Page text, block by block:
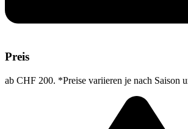
Preis
ab CHF 200. *Preise variieren je nach Saison